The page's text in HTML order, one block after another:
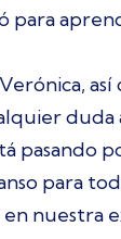
pasando
para
nuestra